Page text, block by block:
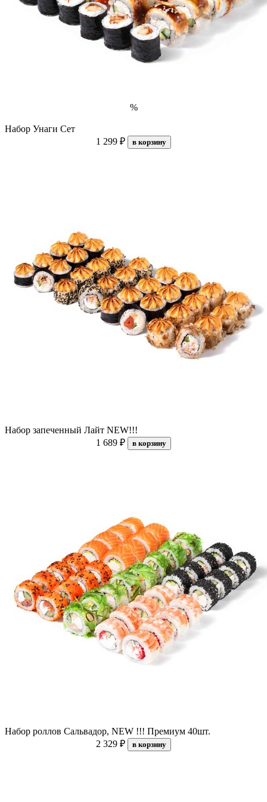
%
Набор Унаги Сет
1 299 ₽
в корзину
Набор запеченный Лайт NEW!!!
1 689 ₽
в корзину
Набор роллов Сальвадор, NEW !!! Премиум 40шт.
2 329 ₽
в корзину